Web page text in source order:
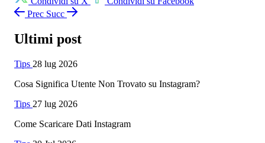
Prec Succ
Ultimi post
Tips 28 lug 2026
Cosa Significa Utente Non Trovato su Instagram?
Tips 27 lug 2026
Come Scaricare Dati Instagram